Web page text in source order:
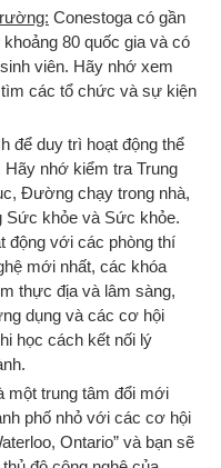
Conestoga có gần
80 quốc gia và có
viên. Hãy nhớ xem
các tổ chức và sự kiện
để duy trì hoạt động thể
nhớ kiểm tra Trung
Đường chạy trong nhà,
Sức khỏe và Sức khỏe.
động với các phòng thí
mới nhất, các khóa
thực địa và lâm sàng,
dụng và các cơ hội
học cách kết nối lý
một trung tâm đổi mới
phố nhỏ với các cơ hội
Ontario” và bạn sẽ